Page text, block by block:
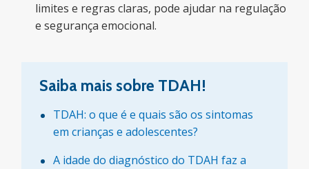
limites e regras claras, pode ajudar na regulação
e segurança emocional.
Saiba mais sobre TDAH!
TDAH: o que é e quais são os sintomas
em crianças e adolescentes?
A idade do diagnóstico do TDAH faz a